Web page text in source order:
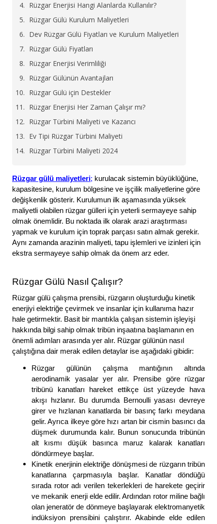
Rüzgar Enerjisi Hangi Alanlarda Kullanılır?
Rüzgar Gülü Kurulum Maliyetleri
Dev Rüzgar Gülü Fiyatları ve Kurulum Maliyetleri
Rüzgar Gülü Fiyatları
Rüzgar Enerjisi Verimliliği
Rüzgar Gülünün Avantajları
Rüzgar Gülü için Destekler
Rüzgar Enerjisi Her Zaman Çalışır mı?
Rüzgar Türbini Maliyeti ve Kazancı
Ev Tipi Rüzgar Türbini Maliyeti
Rüzgar Türbini Maliyeti 2024
Rüzgar gülü maliyetleri; kurulacak sistemin büyüklüğüne,
kapasitesine, kurulum bölgesine ve işçilik maliyetlerine göre
değişkenlik gösterir. Kurulumun ilk aşamasında yüksek
maliyetli olabilen rüzgar gülleri için yeterli sermayeye sahip
olmak önemlidir. Bu noktada ilk olarak arazi araştırması
yapmak ve kurulum için toprak parçası satın almak gerekir.
Aynı zamanda arazinin maliyeti, tapu işlemleri ve izinleri için
ekstra sermayeye sahip olmak da önem arz eder.
Rüzgar Gülü Nasıl Çalışır?
Rüzgar gülü çalışma prensibi, rüzgarın oluşturduğu kinetik
enerjiyi elektriğe çevirmek ve insanlar için kullanıma hazır
hale getirmektir. Basit bir mantıkla çalışan sistemin işleyişi
hakkında bilgi sahip olmak tribün inşaatına başlamanın en
önemli adımları arasında yer alır. Rüzgar gülünün nasıl
çalıştığına dair merak edilen detaylar ise aşağıdaki gibidir:
Rüzgar gülünün çalışma mantığının altında
aerodinamik yasalar yer alır. Prensibe göre rüzgar
tribünü kanatları hareket ettikçe üst yüzeyde hava
akışı hızlanır. Bu durumda Bernoulli yasası devreye
girer ve hızlanan kanatlarda bir basınç farkı meydana
gelir. Ayrıca ilkeye göre hızı artan bir cismin basıncı da
düşmek durumunda kalır. Bunun sonucunda tribünün
alt kısmı düşük basınca maruz kalarak kanatları
döndürmeye başlar.
Kinetik enerjinin elektriğe dönüşmesi de rüzgarın tribün
kanatlarına çarpmasıyla başlar. Kanatlar döndüğü
sırada rotor adı verilen tekerlekleri de harekete geçirir
ve mekanik enerji elde edilir. Ardından rotor miline bağlı
olan jeneratör de dönmeye başlayarak elektromanyetik
indüksiyon prensibini çalıştırır. Akabinde elde edilen